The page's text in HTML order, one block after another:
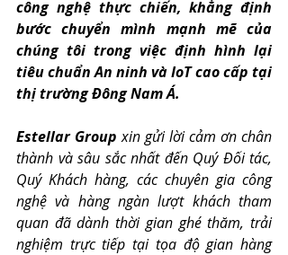
công nghệ thực chiến, khẳng định
bước chuyển mình mạnh mẽ của
chúng tôi trong việc định hình lại
tiêu chuẩn An ninh và IoT cao cấp tại
thị trường Đông Nam Á.
Estellar Group xin gửi lời cảm ơn chân
thành và sâu sắc nhất đến Quý Đối tác,
Quý Khách hàng, các chuyên gia công
nghệ và hàng ngàn lượt khách tham
quan đã dành thời gian ghé thăm, trải
nghiệm trực tiếp tại tọa độ gian hàng